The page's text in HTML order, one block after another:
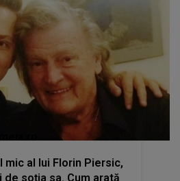
mic al lui Florin Piersic,
soția sa. Cum arată